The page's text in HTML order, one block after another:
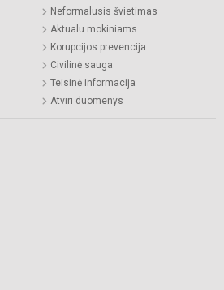
Neformalusis švietimas
Aktualu mokiniams
Korupcijos prevencija
Civilinė sauga
Teisinė informacija
Atviri duomenys